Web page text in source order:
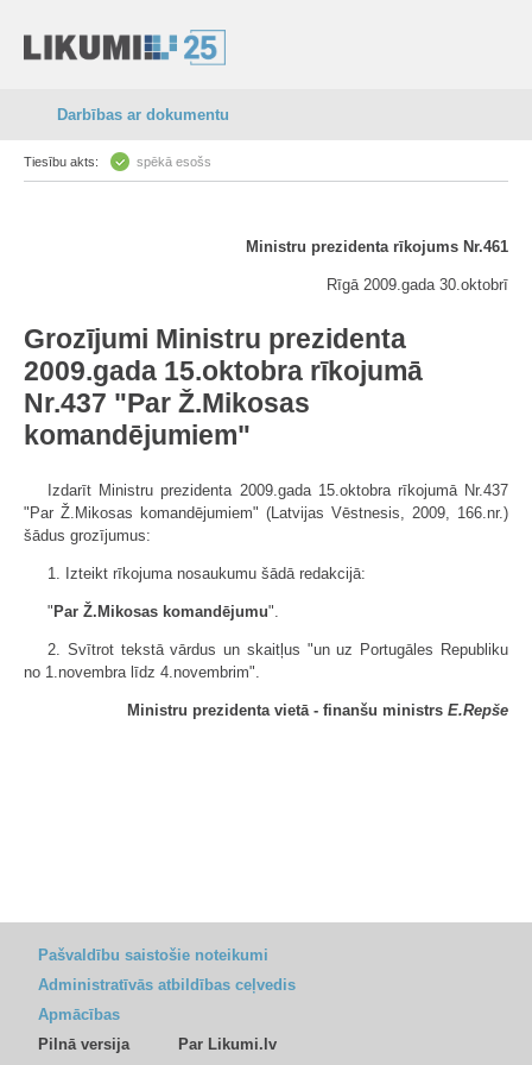
Darbības ar dokumentu
Tiesību akts: spēkā esošs
Ministru prezidenta rīkojums Nr.461
Rīgā 2009.gada 30.oktobrī
Grozījumi Ministru prezidenta
2009.gada 15.oktobra rīkojumā
Nr.437 "Par Ž.Mikosas
komandējumiem"
Izdarīt Ministru prezidenta 2009.gada 15.oktobra rīkojumā Nr.437
"Par Ž.Mikosas komandējumiem" (Latvijas Vēstnesis, 2009, 166.nr.)
šādus grozījumus:
1. Izteikt rīkojuma nosaukumu šādā redakcijā:
" Par Ž.Mikosas komandējumu".
2. Svītrot tekstā vārdus un skaitļus "un uz Portugāles Republiku
no 1.novembra līdz 4.novembrim".
Ministru prezidenta vietā - finanšu ministrs E.Repše
Pašvaldību saistošie noteikumi
Administratīvās atbildības ceļvedis
Apmācības
Pilnā versija
Par Likumi.lv